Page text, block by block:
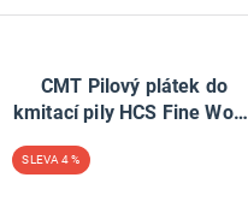
CMT Pilový plátek do
kmitací pily HCS Fine Wood
4 %